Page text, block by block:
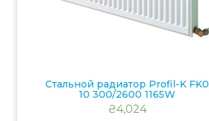
Стальной радиатор Profil-K FK0
10 300/2600 1165W
₴4,024